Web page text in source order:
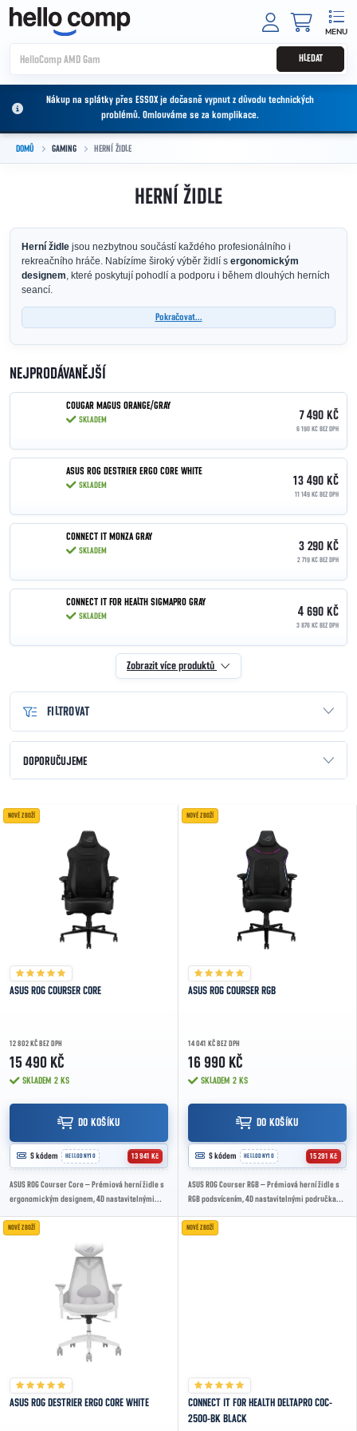
Přejít na obsah
HLEDAT
Nákup na splátky přes ESSOX je dočasně vypnut z důvodu technických
problémů. Omlouváme se za komplikace.
DOMŮ GAMING HERNÍ ŽIDLE
HERNÍ ŽIDLE
Herní židle jsou nezbytnou součástí každého profesionálního i
rekreačního hráče. Nabízíme široký výběr židlí s ergonomickým
designem, které poskytují pohodlí a podporu i během dlouhých herních
seancí.
Pokračovat...
NEJPRODÁVANĚJŠÍ
COUGAR MAGUS ORANGE/GRAY
SKLADEM 7 490 KČ
6 190 KČ BEZ DPH
ASUS ROG DESTRIER ERGO CORE WHITE
SKLADEM 13 490 KČ
11 149 KČ BEZ DPH
CONNECT IT MONZA GRAY
SKLADEM 3 290 KČ
2 719 KČ BEZ DPH
CONNECT IT FOR HEALTH SIGMAPRO GRAY
SKLADEM 4 690 KČ
3 876 KČ BEZ DPH
Zobrazit více produktů
FILTROVAT
Řazení produktů
DOPORUČUJEME
NEJPRODÁVANĚJŠÍ
ABECEDNĚ
Výpis produktů
NOVÉ ZBOŽÍ
ASUS ROG COURSER CORE
12 802 KČ BEZ DPH
15 490 KČ
SKLADEM 2 KS
DO KOŠÍKU
 S kódem HELLODNY10 13 941 Kč
ASUS ROG Courser Core – Prémiová herní židle s
ergonomickým designem, 4D nastavitelnými
NOVÉ ZBOŽÍ
ASUS ROG COURSER RGB
14 041 KČ BEZ DPH
16 990 KČ
SKLADEM 2 KS
DO KOŠÍKU
 S kódem HELLODNY10 15 291 Kč
ASUS ROG Courser RGB – Prémiová herní židle s
RGB podsvícením, 4D nastavitelnými područkami
NOVÉ ZBOŽÍ
ASUS ROG DESTRIER ERGO CORE WHITE
NOVÉ ZBOŽÍ
CONNECT IT FOR HEALTH DELTAPRO COC-
2500-BK BLACK